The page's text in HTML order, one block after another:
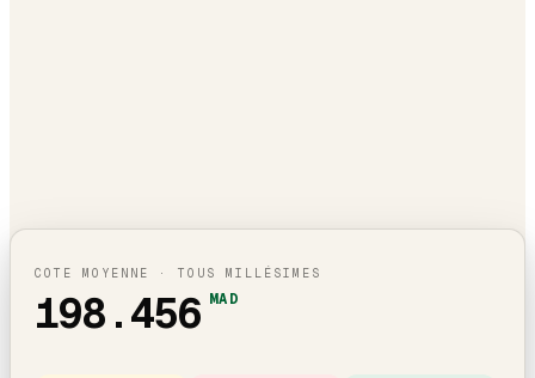
COTE MOYENNE · TOUS MILLÉSIMES
198.456 MAD